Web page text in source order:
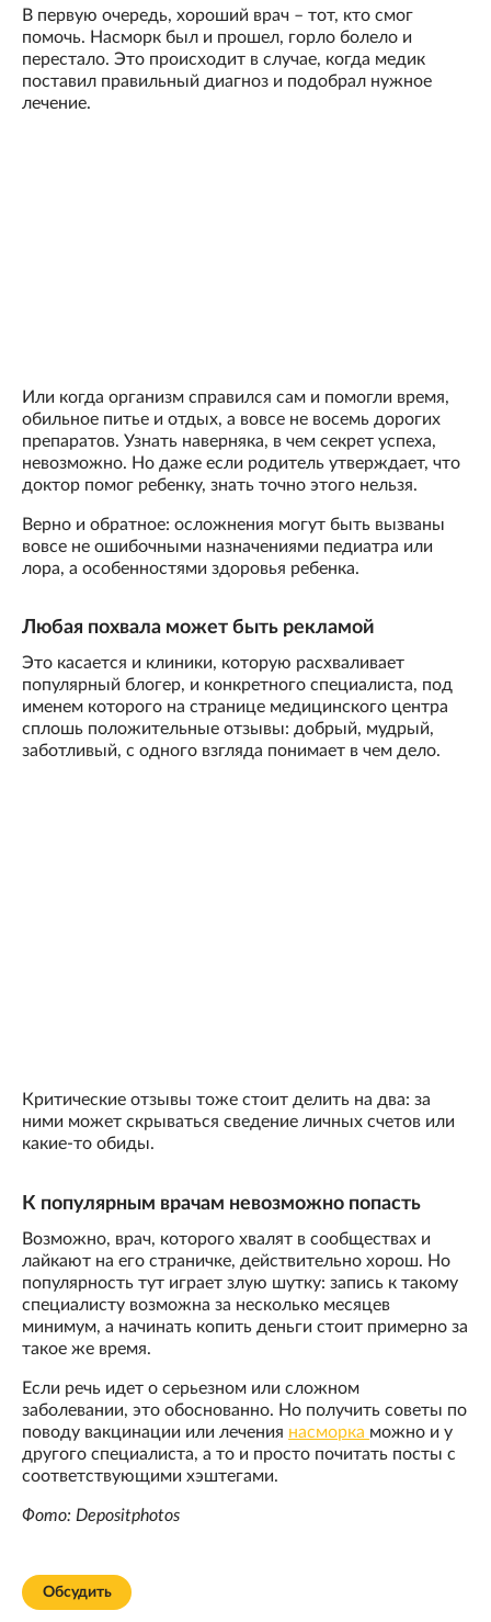
В первую очередь, хороший врач – тот, кто смог
помочь. Насморк был и прошел, горло болело и
перестало. Это происходит в случае, когда медик
поставил правильный диагноз и подобрал нужное
лечение.
Или когда организм справился сам и помогли время,
обильное питье и отдых, а вовсе не восемь дорогих
препаратов. Узнать наверняка, в чем секрет успеха,
невозможно. Но даже если родитель утверждает, что
доктор помог ребенку, знать точно этого нельзя.
Верно и обратное: осложнения могут быть вызваны
вовсе не ошибочными назначениями педиатра или
лора, а особенностями здоровья ребенка.
Любая похвала может быть рекламой
Это касается и клиники, которую расхваливает
популярный блогер, и конкретного специалиста, под
именем которого на странице медицинского центра
сплошь положительные отзывы: добрый, мудрый,
заботливый, с одного взгляда понимает в чем дело.
Критические отзывы тоже стоит делить на два: за
ними может скрываться сведение личных счетов или
какие-то обиды.
К популярным врачам невозможно попасть
Возможно, врач, которого хвалят в сообществах и
лайкают на его страничке, действительно хорош. Но
популярность тут играет злую шутку: запись к такому
специалисту возможна за несколько месяцев
минимум, а начинать копить деньги стоит примерно за
такое же время.
Если речь идет о серьезном или сложном
заболевании, это обоснованно. Но получить советы по
поводу вакцинации или лечения насморка можно и у
другого специалиста, а то и просто почитать посты с
соответствующими хэштегами.
Фото: Depositphotos
Обсудить